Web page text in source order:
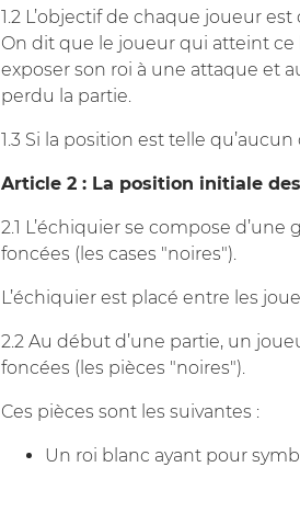
1.2 L’objectif de chaque joueur
On dit que le joueur qui atteint ce
exposer son roi à une attaque et
perdu la partie.
1.3 Si la position est telle
Article 2 : La position initiale
2.1 L’échiquier se compose
foncées (les cases "noires").
L’échiquier est placé entre les
2.2 Au début d’une partie, un
foncées (les pièces "noires").
Ces pièces sont les suivantes :
Un roi blanc ayant pour